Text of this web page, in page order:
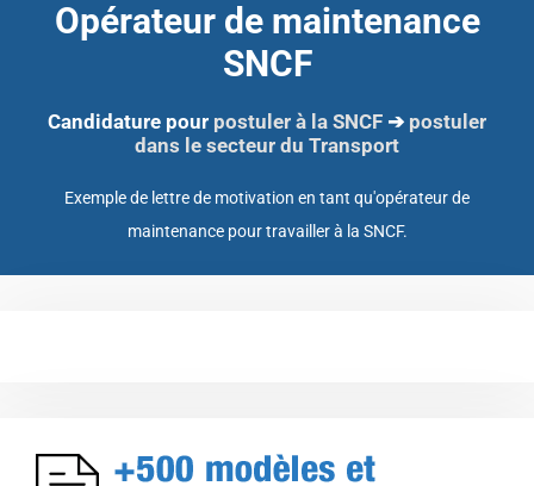
Opérateur de maintenance
SNCF
Candidature pour postuler à la SNCF ➔ postuler
dans le secteur du Transport
Exemple de lettre de motivation en tant qu'opérateur de
maintenance pour travailler à la SNCF.